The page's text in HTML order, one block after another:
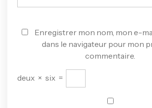
Enregistrer mon nom, mon e-
dans le navigateur pour mon
commentaire.
deux × six =